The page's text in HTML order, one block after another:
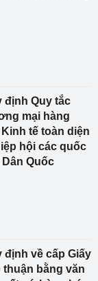
định Quy tắc
mại hàng
tế toàn diện
hội các quốc
Quốc
định về cấp Giấy
bằng văn